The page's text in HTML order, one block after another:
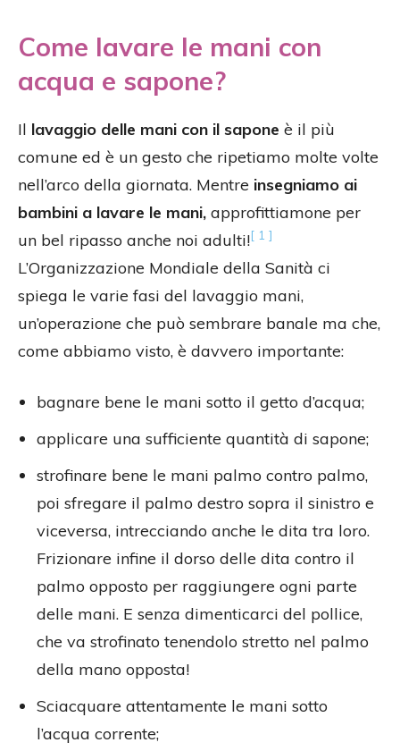
Come lavare le mani con
acqua e sapone?
Il lavaggio delle mani con il sapone è il più
comune ed è un gesto che ripetiamo molte volte
nell’arco della giornata. Mentre insegniamo ai
bambini a lavare le mani, approfittiamone per
un bel ripasso anche noi adulti![ 1 ]
L’Organizzazione Mondiale della Sanità ci
spiega le varie fasi del lavaggio mani,
un’operazione che può sembrare banale ma che,
come abbiamo visto, è davvero importante:
bagnare bene le mani sotto il getto d’acqua;
applicare una sufficiente quantità di sapone;
strofinare bene le mani palmo contro palmo,
poi sfregare il palmo destro sopra il sinistro e
viceversa, intrecciando anche le dita tra loro.
Frizionare infine il dorso delle dita contro il
palmo opposto per raggiungere ogni parte
delle mani. E senza dimenticarci del pollice,
che va strofinato tenendolo stretto nel palmo
della mano opposta!
Sciacquare attentamente le mani sotto
l’acqua corrente;